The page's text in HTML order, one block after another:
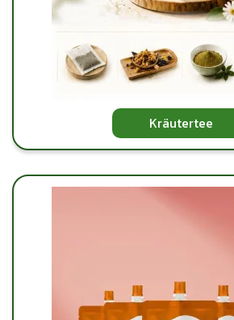
Kräutertee